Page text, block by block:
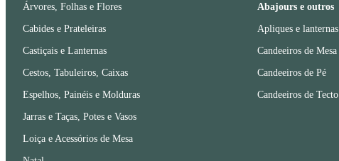
Árvores, Folhas e Flores
Cabides e Prateleiras
Castiçais e Lanternas
Cestos, Tabuleiros, Caixas
Espelhos, Painéis e Molduras
Jarras e Taças, Potes e Vasos
Loiça e Acessórios de Mesa
Abajours e outros
Apliques e lanternas
Candeeiros de Mesa
Candeeiros de Pé
Candeeiros de